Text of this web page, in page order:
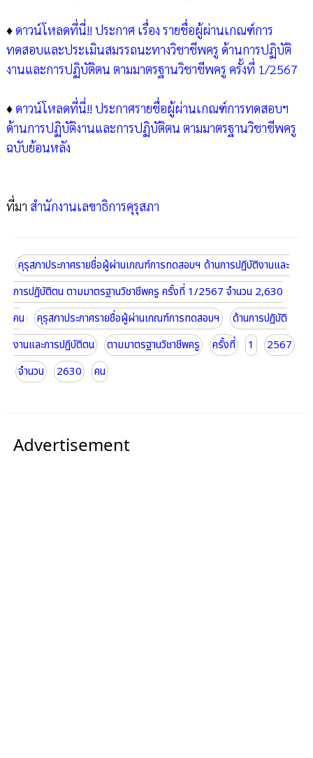
♦ดาวน์โหลดที่นี่!! ประกาศ เรื่อง รายชื่อผู้ผ่านเกณฑ์การ
ทดสอบและประเมินสมรรถนะทางวิชาชีพครู ด้านการปฏิบัติ
งานและการปฏิบัติตน ตามมาตรฐานวิชาชีพครู ครั้งที่ 1/2567
♦ดาวน์โหลดที่นี่!! ประกาศรายชื่อผู้ผ่านเกณฑ์การทดสอบฯ
ด้านการปฏิบัติงานและการปฏิบัติตน ตามมาตรฐานวิชาชีพครู
ฉบับย้อนหลัง
ที่มา สำนักงานเลขาธิการคุรุสภา
คุรุสภาประกาศรายชื่อผู้ผ่านเกณฑ์การทดสอบฯ ด้านการปฏิบัติงานและ
การปฏิบัติตน ตามมาตรฐานวิชาชีพครู ครั้งที่ 1/2567 จำนวน 2,630
คน
คุรุสภาประกาศรายชื่อผู้ผ่านเกณฑ์การทดสอบฯ
ด้านการปฏิบัติ
งานและการปฏิบัติตน
ตามมาตรฐานวิชาชีพครู ครั้งที่ 1
2567
จำนวน
2630 คน
Advertisement